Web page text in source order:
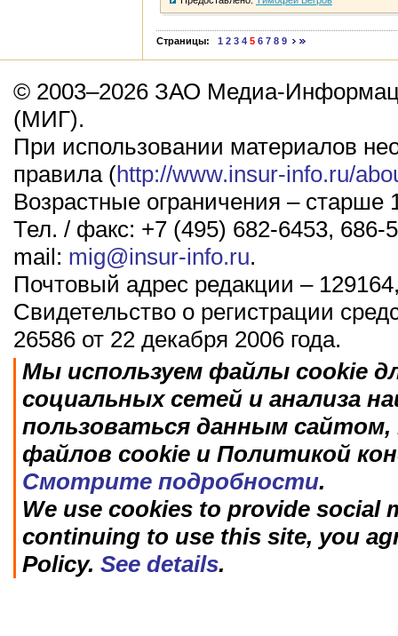
Страницы: 1 2 3 4 5 6 7 8 9
© 2003–2026 ЗАО Медиа-
(МИГ).
При использовании материалов
правила (http://www.insur-info.ru/
Возрастные ограничения – старше
Тел. / факс: +7 (495) 682-6453, 686-
mail: mig@insur-info.ru.
Почтовый адрес редакции –
Свидетельство о регистрации
26586 от 22 декабря 2006 года.
Мы используем файлы cookie
социальных сетей и анализа
пользоваться данным
файлов cookie и Политикой
Смотрите подробности.
We use cookies to provide social
continuing to use this site, you
Policy. See details.